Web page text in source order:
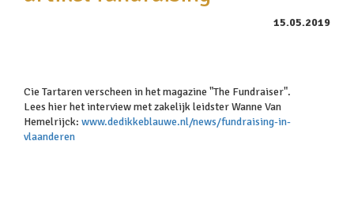
15.05.2019
Cie Tartaren verscheen in het magazine "The Fundraiser".
Lees hier het interview met zakelijk leidster Wanne Van
Hemelrijck: www.dedikkeblauwe.nl/news/fundraising-in-
vlaanderen